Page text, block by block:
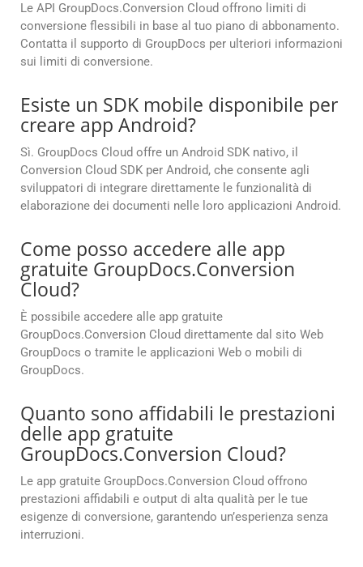
Le API GroupDocs.Conversion Cloud offrono limiti di
conversione flessibili in base al tuo piano di abbonamento.
Contatta il supporto di GroupDocs per ulteriori informazioni
sui limiti di conversione.
Esiste un SDK mobile disponibile per
creare app Android?
Sì. GroupDocs Cloud offre un Android SDK nativo, il
Conversion Cloud SDK per Android, che consente agli
sviluppatori di integrare direttamente le funzionalità di
elaborazione dei documenti nelle loro applicazioni Android.
Come posso accedere alle app
gratuite GroupDocs.Conversion
Cloud?
È possibile accedere alle app gratuite
GroupDocs.Conversion Cloud direttamente dal sito Web
GroupDocs o tramite le applicazioni Web o mobili di
GroupDocs.
Quanto sono affidabili le prestazioni
delle app gratuite
GroupDocs.Conversion Cloud?
Le app gratuite GroupDocs.Conversion Cloud offrono
prestazioni affidabili e output di alta qualità per le tue
esigenze di conversione, garantendo un’esperienza senza
interruzioni.